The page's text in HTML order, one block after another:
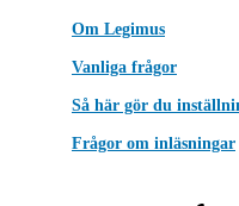
Om Legimus
Vanliga frågor
Så här gör du
Frågor om inläsningar